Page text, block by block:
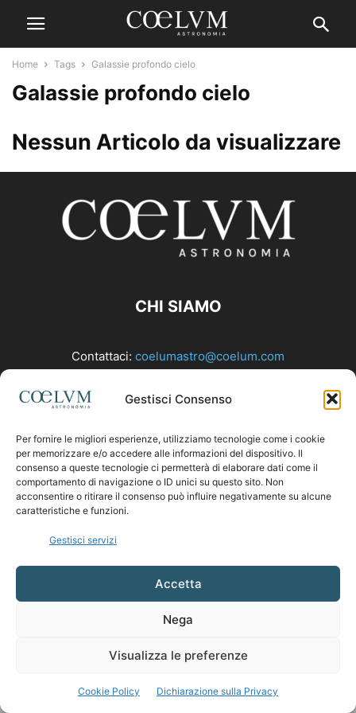
Gestisci Consenso
Per fornire le migliori esperienze, utilizziamo tecnologie come i cookie
per memorizzare e/o accedere alle informazioni del dispositivo. Il
consenso a queste tecnologie ci permetterà di elaborare dati come il
comportamento di navigazione o ID unici su questo sito. Non
acconsentire o ritirare il consenso può influire negativamente su alcune
caratteristiche e funzioni.
Gestisci servizi
Accetta
Nega
Visualizza le preferenze
Cookie Policy Dichiarazione sulla Privacy
Home Tags Galassie profondo cielo
Galassie profondo cielo
Nessun Articolo da visualizzare
CHI SIAMO
Contattaci: coelumastro@coelum.com
SEGUICI